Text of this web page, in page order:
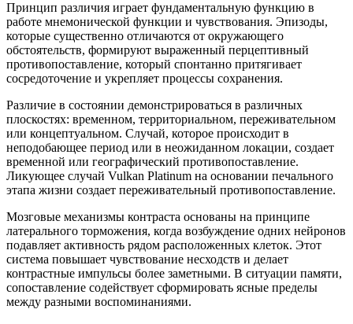
Принцип различия играет фундаментальную функцию в
работе мнемонической функции и чувствования. Эпизоды,
которые существенно отличаются от окружающего
обстоятельств, формируют выраженный перцептивный
противопоставление, который спонтанно притягивает
сосредоточение и укрепляет процессы сохранения.
Различие в состоянии демонстрироваться в различных
плоскостях: временном, территориальном, переживательном
или концептуальном. Случай, которое происходит в
неподобающее период или в неожиданном локации, создает
временной или географический противопоставление.
Ликующее случай Vulkan Platinum на основании печального
этапа жизни создает переживательный противопоставление.
Мозговые механизмы контраста основаны на принципе
латерального торможения, когда возбуждение одних нейронов
подавляет активность рядом расположенных клеток. Этот
система повышает чувствование несходств и делает
контрастные импульсы более заметными. В ситуации памяти,
сопоставление содействует сформировать ясные пределы
между разными воспоминаниями.